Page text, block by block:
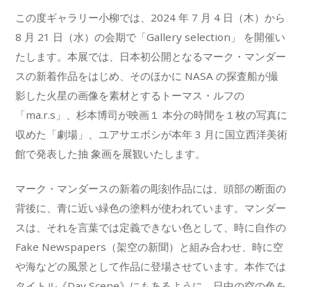
この度ギャラリー小柳では、2024 年 7 月 4 日（木）から
8 月 21 日（水）の会期で「Gallery selection」 を開催い
たします。本展では、日本初公開となるマーク・マンダー
スの新着作品をはじめ、そのほかに NASA の探査船が撮
影した火星の画像を素材とするトーマス・ルフの
「ma.r.s」、杉本博司が映画１ 本分の時間を１枚の写真に
収めた「劇場」、ユアサエボシが本年 3 月に国立西洋美術
館で発表した抽 象画を展観いたします。
マーク・マンダースの新着の彫刻作品には、頭部の断面の
背後に、青に近い緑色の塗料が使われています。マンダー
スは、それを言葉では定義できない色として、時に自作の
Fake Newspapers（架空の新聞）と組み合わせ、時に空
や海などの風景として作品に登場させています。本作では